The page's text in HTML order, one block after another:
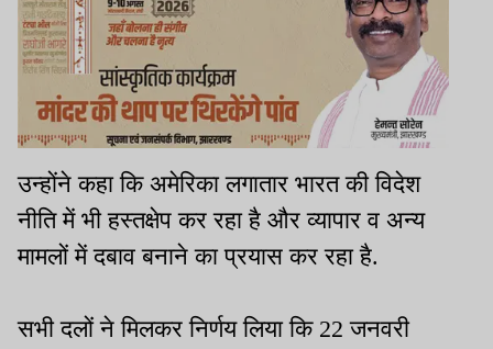
उन्होंने कहा कि अमेरिका लगातार भारत की विदेश
नीति में भी हस्तक्षेप कर रहा है और व्यापार व अन्य
मामलों में दबाव बनाने का प्रयास कर रहा है.
सभी दलों ने मिलकर निर्णय लिया कि 22 जनवरी